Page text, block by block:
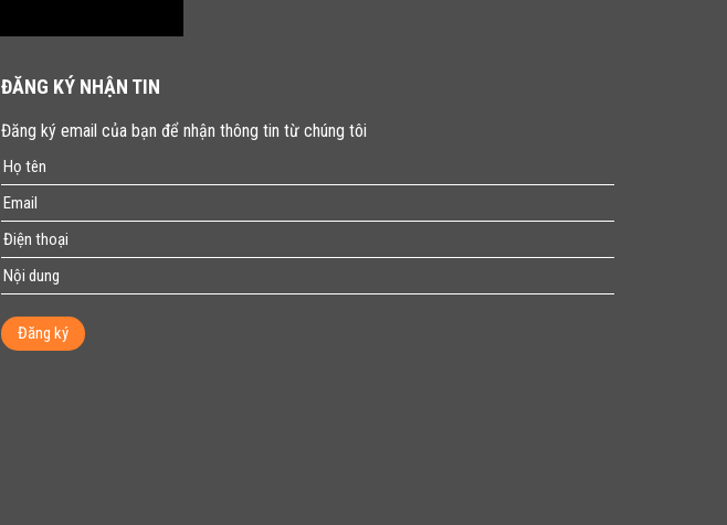
ĐĂNG KÝ NHẬN TIN
Đăng ký email của bạn để nhận thông tin từ chúng tôi
Đăng ký